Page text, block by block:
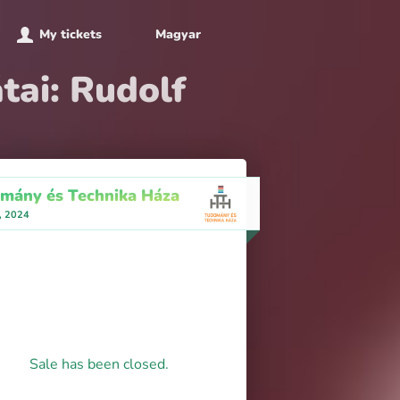
My tickets Magyar
Rudolf
és Technika Háza
2024
Sale has been closed.